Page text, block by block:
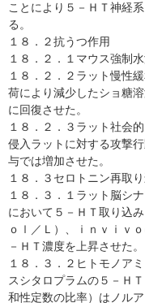
ことにより５－ＨＴ神経
る。
１８．２抗うつ作用
１８．２．１マウス強制
１８．２．２ラット慢性
荷により減少したショ糖
に回復させた。
１８．２．３ラット社会
侵入ラットに対する攻撃
与では増加させた。
１８．３セロトニン再取
１８．３．１ラット脳シ
において５－ＨＴ取り込
ｏｌ／Ｌ）、ｉｎｖｉｖ
－ＨＴ濃度を上昇させた。
１８．３．２ヒトモノア
スシタロプラムの５－Ｈ
和性定数の比率）はノル